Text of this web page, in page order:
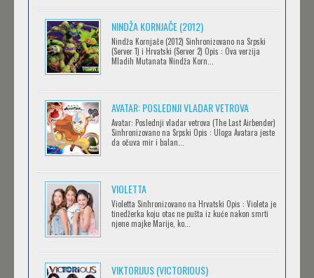
BLOODIVORES
Feb 12 2023 |Gledaj »
AVANTURE KIDA OPASNOST
Feb 12 2023 |Gledaj »
IPAK SE OKREĆE (GALILEO: EPPUR SI MUOVE)
OBLUTAK
NINDŽA KORNJAČE (2012)
Nindža Kornjače (2012) Sinhronizovano na Srpski
(Server 1) i Hrvatski (Server 2) Opis : Ova verzija
Mladih Mutanata Nindža Korn...
AVATAR: POSLEDNJI VLADAR VETROVA
Avatar: Poslednji vladar vetrova (The Last Airbender)
Sinhronizovano na Srpski Opis : Uloga Avatara jeste
da očuva mir i balan...
VIOLETTA
Violetta Sinhronizovano na Hrvatski Opis : Violeta je
tinedžerka koju otac ne pušta iz kuće nakon smrti
njene majke Marije, ko...
VIKTORIJUS (VICTORIOUS)